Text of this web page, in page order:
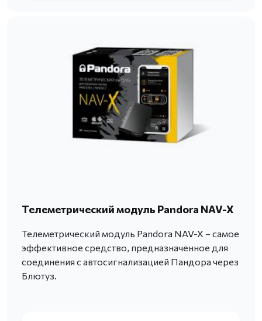
Телеметрический модуль Pandora NAV-X
Телеметрический модуль Pandora NAV-X – самое
эффективное средство, предназначенное для
соединения с автосигнализацией Пандора через
Блютуз.